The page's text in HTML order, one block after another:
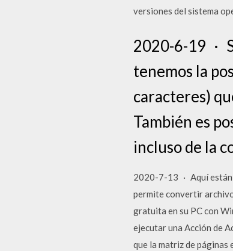
versiones del sistema
2020-6-19 ·
tenemos la
caracteres)
También es
incluso de la
2020-7-13 · Aquí están
permite convertir
gratuita en su PC con
ejecutar una Acción de
que la matriz de páginas